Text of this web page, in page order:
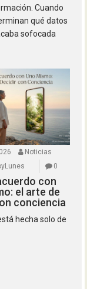
Cuando
qué datos
sofocada
Noticias
0
con
el arte de
conciencia
hecha solo de